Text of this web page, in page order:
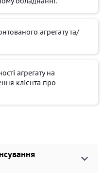
агрегату та/
агрегату на
клієнта про